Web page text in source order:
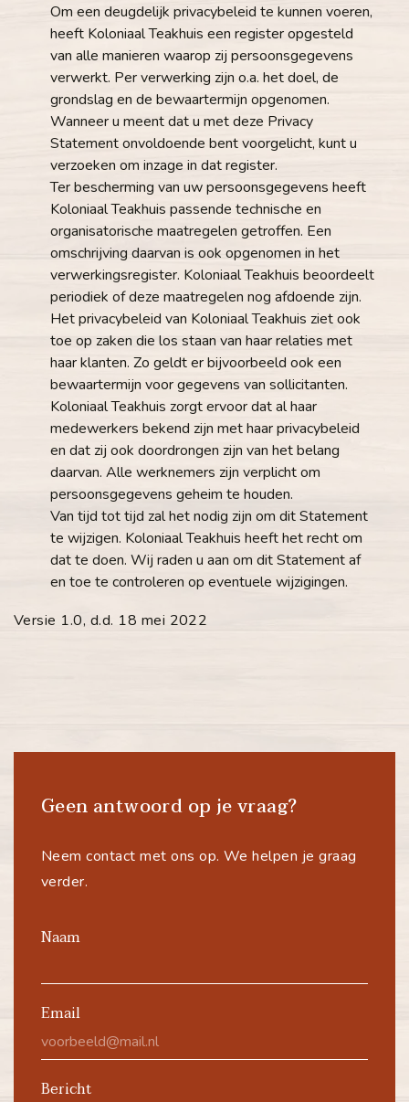
Om een deugdelijk privacybeleid te kunnen voeren,
heeft Koloniaal Teakhuis een register opgesteld
van alle manieren waarop zij persoonsgegevens
verwerkt. Per verwerking zijn o.a. het doel, de
grondslag en de bewaartermijn opgenomen.
Wanneer u meent dat u met deze Privacy
Statement onvoldoende bent voorgelicht, kunt u
verzoeken om inzage in dat register.
Ter bescherming van uw persoonsgegevens heeft
Koloniaal Teakhuis passende technische en
organisatorische maatregelen getroffen. Een
omschrijving daarvan is ook opgenomen in het
verwerkingsregister. Koloniaal Teakhuis beoordeelt
periodiek of deze maatregelen nog afdoende zijn.
Het privacybeleid van Koloniaal Teakhuis ziet ook
toe op zaken die los staan van haar relaties met
haar klanten. Zo geldt er bijvoorbeeld ook een
bewaartermijn voor gegevens van sollicitanten.
Koloniaal Teakhuis zorgt ervoor dat al haar
medewerkers bekend zijn met haar privacybeleid
en dat zij ook doordrongen zijn van het belang
daarvan. Alle werknemers zijn verplicht om
persoonsgegevens geheim te houden.
Van tijd tot tijd zal het nodig zijn om dit Statement
te wijzigen. Koloniaal Teakhuis heeft het recht om
dat te doen. Wij raden u aan om dit Statement af
en toe te controleren op eventuele wijzigingen.
Versie 1.0, d.d. 18 mei 2022
Geen antwoord op je vraag?
Neem contact met ons op. We helpen je graag
verder.
Naam
Email
Bericht